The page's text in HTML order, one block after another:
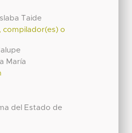
Taide
compilador(es) o
María
del Estado de